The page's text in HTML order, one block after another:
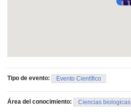
Tipo de evento: Evento Científico
Área del conocimiento: Ciencias biologicas